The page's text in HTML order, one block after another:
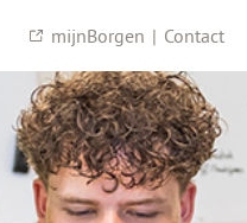
mijnBorgen | Contact